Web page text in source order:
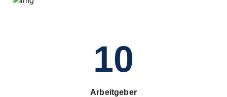
10
Arbeitgeber